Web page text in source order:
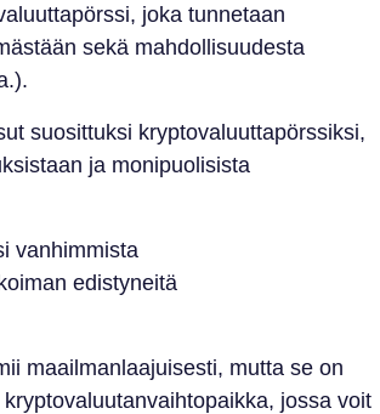
joka tunnetaan
sekä mahdollisuudesta
suosittuksi kryptovaluuttapörssiksi,
ja monipuolisista
vanhimmista
edistyneitä
maailmanlaajuisesti, mutta se on
jossa voit